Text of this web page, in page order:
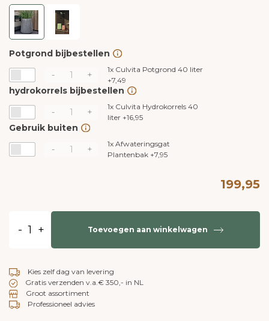
Potgrond bijbestellen
-
+ 1x Culvita Potgrond 40 liter
+7,49
hydrokorrels bijbestellen
-
+ 1x Culvita Hydrokorrels 40
liter +16,95
Gebruik buiten
-
+ 1x Afwateringsgat
Plantenbak +7,95
199,95
- + Toevoegen aan winkelwagen
Kies zelf dag van levering
Gratis verzenden v.a.€ 350,- in NL
Groot assortiment
Professioneel advies